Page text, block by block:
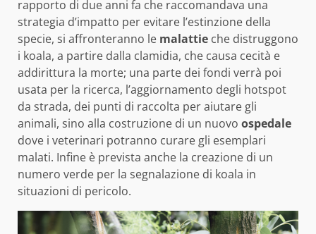
rapporto di due anni fa che raccomandava una
strategia d’impatto per evitare l’estinzione della
specie, si affronteranno le malattie che distruggono
i koala, a partire dalla clamidia, che causa cecità e
addirittura la morte; una parte dei fondi verrà poi
usata per la ricerca, l’aggiornamento degli hotspot
da strada, dei punti di raccolta per aiutare gli
animali, sino alla costruzione di un nuovo ospedale
dove i veterinari potranno curare gli esemplari
malati. Infine è prevista anche la creazione di un
numero verde per la segnalazione di koala in
situazioni di pericolo.